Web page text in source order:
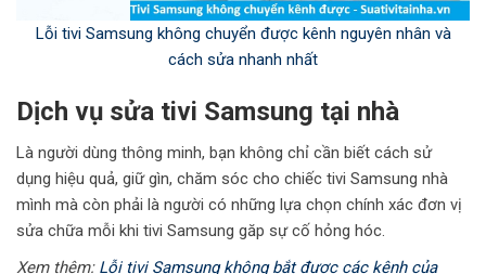
Lỗi tivi Samsung không chuyển được kênh nguyên nhân và
cách sửa nhanh nhất
Dịch vụ sửa tivi Samsung tại nhà
Là người dùng thông minh, bạn không chỉ cần biết cách sử
dụng hiệu quả, giữ gìn, chăm sóc cho chiếc tivi Samsung nhà
mình mà còn phải là người có những lựa chọn chính xác đơn vị
sửa chữa mỗi khi tivi Samsung găp sự cố hỏng hóc.
Xem thêm: Lỗi tivi Samsung không bắt được các kênh của